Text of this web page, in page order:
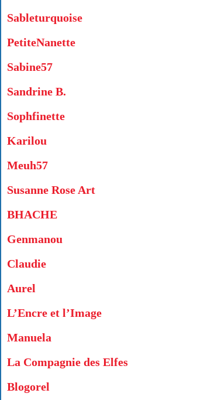
Sableturquoise
PetiteNanette
Sabine57
Sandrine B.
Sophfinette
Karilou
Meuh57
Susanne Rose Art
BHACHE
Genmanou
Claudie
Aurel
L’Encre et l’Image
Manuela
La Compagnie des Elfes
Blogorel